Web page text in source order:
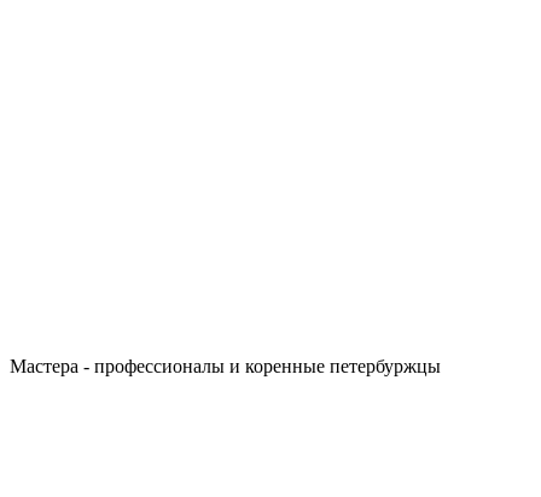
Мастера - профессионалы и коренные петербуржцы